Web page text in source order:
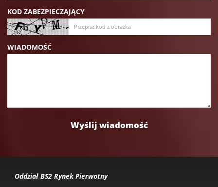
KOD ZABEZPIECZAJĄCY
WIADOMOŚĆ
Oddział BS2 Rynek Pierwotny